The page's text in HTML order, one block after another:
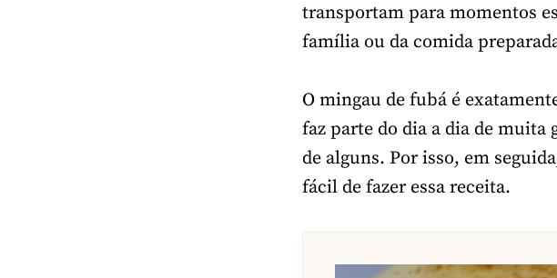
transportam para momentos
família ou da comida
O mingau de fubá é
faz parte do dia a dia de muita
de alguns. Por isso, em
fácil de fazer essa receita.